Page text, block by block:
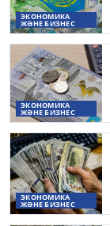
ЭКОНОМИКА
ЖӘНЕ БИЗНЕС
ЭКОНОМИКА
ЖӘНЕ БИЗНЕС
ЭКОНОМИКА
ЖӘНЕ БИЗНЕС